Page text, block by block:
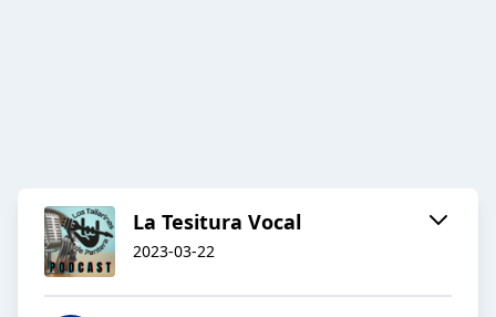
La Tesitura Vocal
2023-03-22